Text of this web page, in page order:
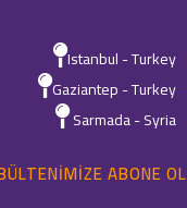
Istanbul - Turkey
Gaziantep - Turkey
Sarmada - Syria
ABONE